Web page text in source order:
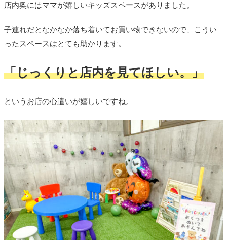
店内奥にはママが嬉しいキッズスペースがありました。
子連れだとなかなか落ち着いてお買い物できないので、こうい
ったスペースはとても助かります。
「じっくりと店内を見てほしい。」
というお店の心遣いが嬉しいですね。